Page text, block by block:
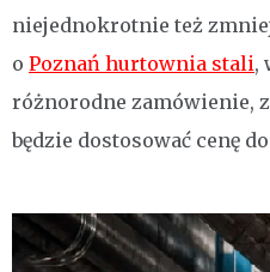
niejednokrotnie też
o Poznań hurtownia stali,
różnorodne zamówienie,
będzie dostosować cenę